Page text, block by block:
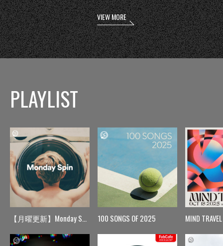
VIEW MORE
PLAYLIST
【月曜更新】Monday Spin 100 SONGS OF 2025 MIND TRAVEL